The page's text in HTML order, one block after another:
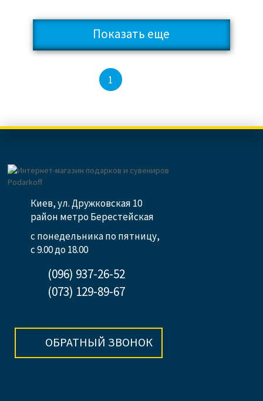
Показать еще
1
Киев, ул. Дружковская 10
район метро Берестейская
с понедельника по пятницу,
с 9.00 до 18.00
(096) 937-26-52
(073) 129-89-67
ОБРАТНЫЙ ЗВОНОК